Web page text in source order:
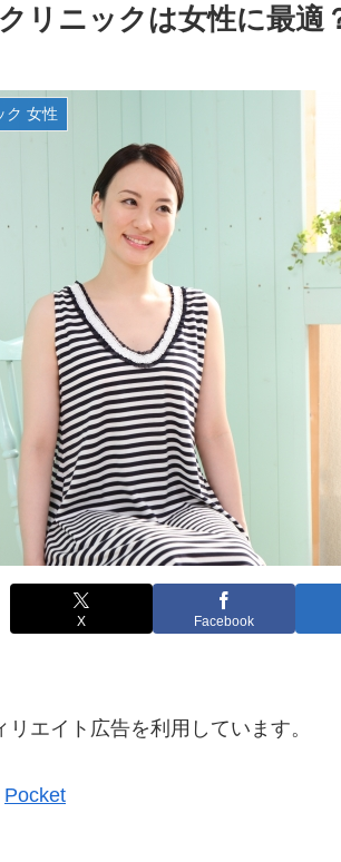
リニックは女性に最適
ク 女性
X Facebook
エイト広告を利用しています。
Pocket